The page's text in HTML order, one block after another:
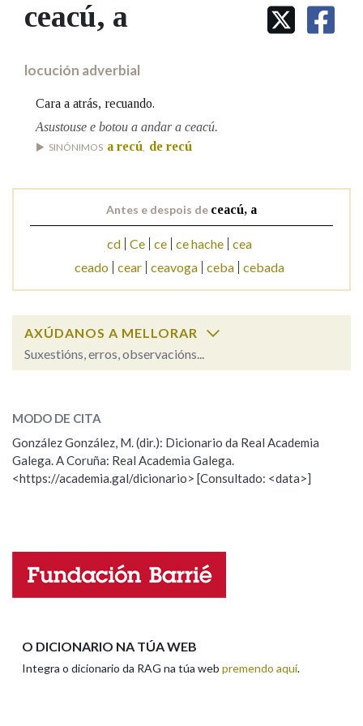
IDENTIDADE CORPORATIVA
MARCIAL DEL ADALID
FIGURAS HOMENAXEADAS
PORTAL DAS PALABRAS
Facebook
TwitterYoutubeInstagram
Bluesky
BUSCAR NOS LEMAS
BUSCAR NO CONTIDO
OUTRAS OPCIÓNS DE BUSCA
Pertence a
LIMPAR
ceacú, a
locución adverbial
Cara a atrás, recuando.
Asustouse e botou a andar a ceacú.
SINÓNIMOS a recú de recú
Antes e despois de ceacú, a
cd Ce ce ce hache cea
ceado cear ceavoga ceba cebada
AXÚDANOS A MELLORAR
Suxestións, erros, observacións...
ESCOLLE UNHA OPCIÓN:
Observación Hai un erro na palabra
Propoño mellorar a definición
Nome
MODO DE CITA
González González, M. (dir.): Dicionario da Real Academia
Galega. A Coruña: Real Academia Galega.
<https://academia.gal/dicionario> [Consultado: <data>]
O DICIONARIO NA TÚA WEB
Integra o dicionario da RAG na túa web premendo aquí.